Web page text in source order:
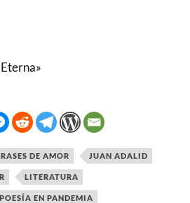
DE AMOR JUAN ADALID
LITERATURA
POESÍA EN PANDEMIA